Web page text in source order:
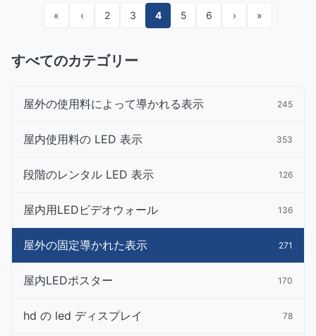
« ‹ 2 3 4 5 6 › »
すべてのカテゴリー
屋外の使用料によって導かれる表示 245
屋内使用料の LED 表示 353
段階のレンタル LED 表示 126
屋内用LEDビデオウォール 136
屋外の固定導かれた表示 271
屋内LEDポスター 170
hd の led ディスプレイ 78